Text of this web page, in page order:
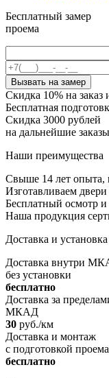
Бесплатный замер
проема
Вызвать на замер
Скидка 10% на заказ
Бесплатная
Скидка 3000 рублей
на дальнейшие заказы
Наши преимущества
Свыше 14 лет опыта,
Изготавливаем
Бесплатный осмотр
Наша продукция
Доставка и установка
Доставка внутри
без установки
бесплатно
Доставка за
МКАД
30 руб./км
Доставка и монтаж
c подготовкой проема
бесплатно